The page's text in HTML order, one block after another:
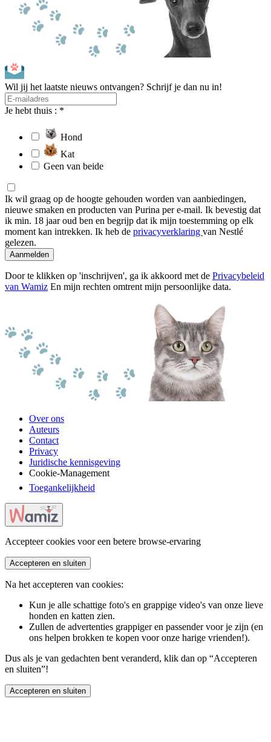
Wil jij het laatste nieuws ontvangen? Schrijf je dan nu in!
Je hebt thuis : *
Hond
Kat
Geen van beide
Ik wil graag op de hoogte gehouden worden van aanbiedingen,
nieuwe smaken en producten van Purina per e-mail. Ik bevestig dat
ik min. 18 jaar oud ben en begrijp dat ik mijn toestemming op elk
moment kan intrekken. Ik heb de privacyverklaring van Nestlé
gelezen.
Aanmelden
Door te klikken op 'inschrijven', ga ik akkoord met de Privacybeleid
van Wamiz En mijn rechten omtrent mijn persoonlijke data.
Over ons
Auteurs
Contact
Privacy
Juridische kennisgeving
Cookie-Management
Toegankelijkheid
Accepteer cookies voor een betere browse-ervaring
Accepteren en sluiten
Na het accepteren van cookies:
Kun je alle schattige foto's en grappige video's van onze lieve
honden en katten zien.
Zullen de advertenties grappiger en passender voor je zijn (en
ons helpen brokken te kopen voor onze harige vrienden!).
Dus als je van gedachten bent veranderd, klik dan op “Accepteren
en sluiten”!
Accepteren en sluiten